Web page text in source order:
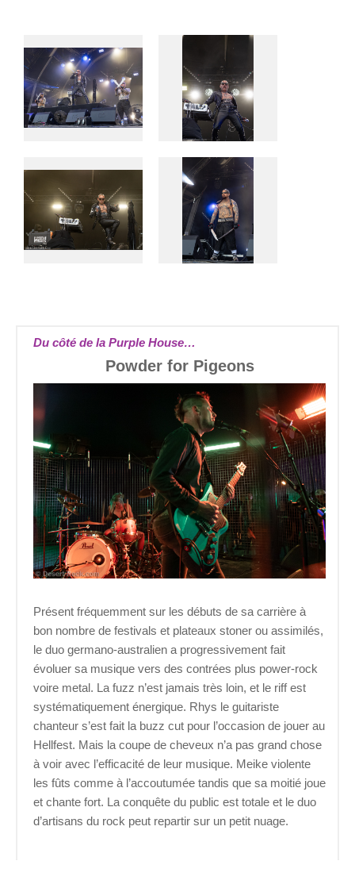
Du côté de la Purple House…
Powder for Pigeons
Présent fréquemment sur les débuts de sa carrière à
bon nombre de festivals et plateaux stoner ou assimilés,
le duo germano-australien a progressivement fait
évoluer sa musique vers des contrées plus power-rock
voire metal. La fuzz n’est jamais très loin, et le riff est
systématiquement énergique. Rhys le guitariste
chanteur s’est fait la buzz cut pour l’occasion de jouer au
Hellfest. Mais la coupe de cheveux n’a pas grand chose
à voir avec l’efficacité de leur musique. Meike violente
les fûts comme à l’accoutumée tandis que sa moitié joue
et chante fort. La conquête du public est totale et le duo
d’artisans du rock peut repartir sur un petit nuage.